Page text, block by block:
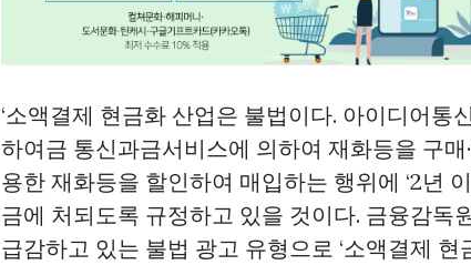
‘소액결제 현금화 산업은 불법이다. 아이디어통
하여금 통신과금서비스에 의하여 재화등을 구매
용한 재화등을 할인하여 매입하는 행위에 ‘2년
금에 처되도록 규정하고 있을 것이다. 금융감독
급감하고 있는 불법 광고 유형으로 ‘소액결제